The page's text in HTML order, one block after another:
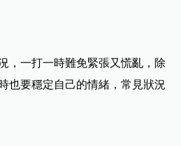
，一打一時難免緊張又慌亂，除
也要穩定自己的情緒，常見狀況